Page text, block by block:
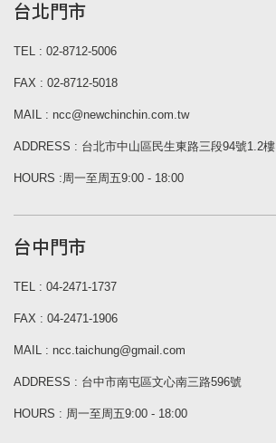
台北門市
TEL : 02-8712-5006
FAX : 02-8712-5018
MAIL : ncc@newchinchin.com.tw
ADDRESS : 台北市中山區民生東路三段94號1.2樓
HOURS :周一至周五9:00 - 18:00
台中門市
TEL : 04-2471-1737
FAX : 04-2471-1906
MAIL : ncc.taichung@gmail.com
ADDRESS : 台中市南屯區文心南三路596號
HOURS : 周一至周五9:00 - 18:00